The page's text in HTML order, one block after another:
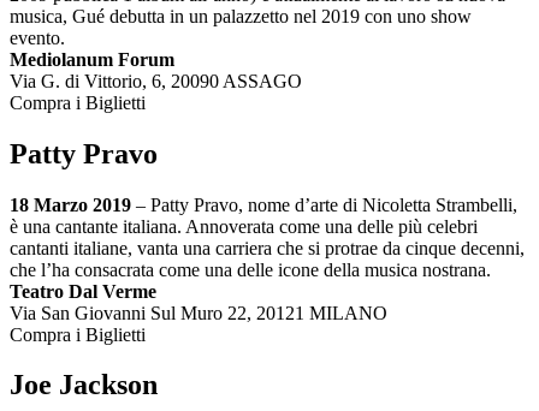
musica, Gué debutta in un palazzetto nel 2019 con uno show
evento.
Mediolanum Forum
Via G. di Vittorio, 6, 20090 ASSAGO
Compra i Biglietti
Patty Pravo
18 Marzo 2019 – Patty Pravo, nome d’arte di Nicoletta Strambelli,
è una cantante italiana. Annoverata come una delle più celebri
cantanti italiane, vanta una carriera che si protrae da cinque decenni,
che l’ha consacrata come una delle icone della musica nostrana.
Teatro Dal Verme
Via San Giovanni Sul Muro 22, 20121 MILANO
Compra i Biglietti
Joe Jackson